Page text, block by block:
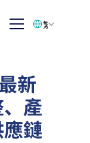
新
產
鏈
繁体中文